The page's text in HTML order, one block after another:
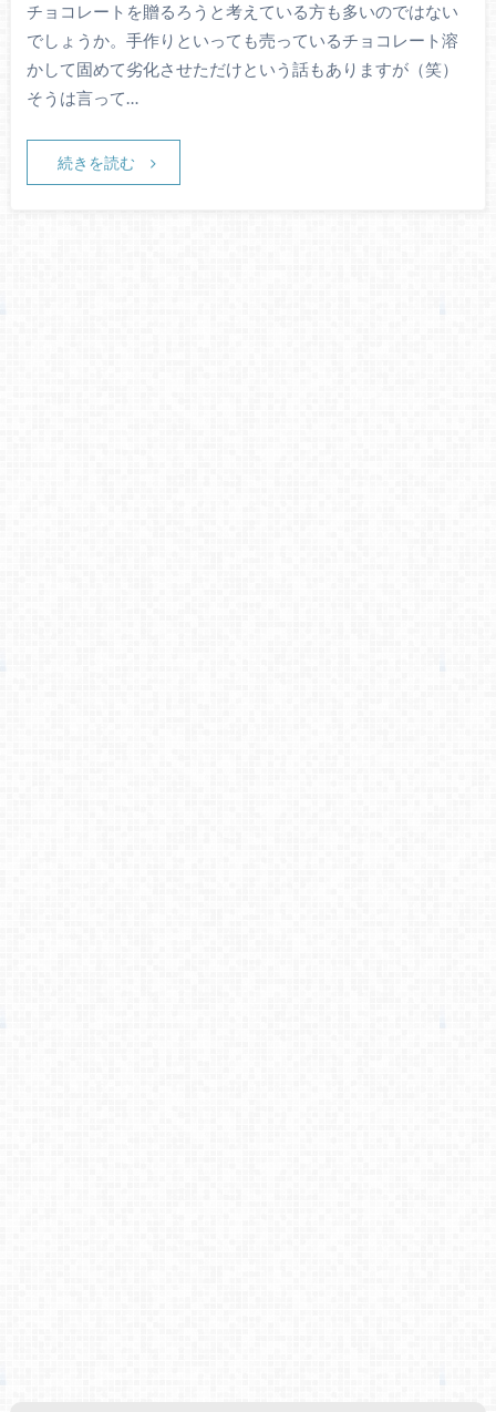
チョコレートを贈るろうと考えている方も多いのではない
でしょうか。手作りといっても売っているチョコレート溶
かして固めて劣化させただけという話もありますが（笑）
そうは言って…
続きを読む